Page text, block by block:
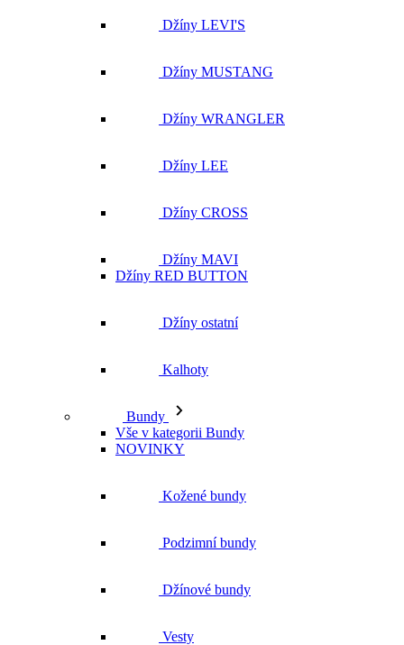
Džíny LEVI'S
Džíny MUSTANG
Džíny WRANGLER
Džíny LEE
Džíny CROSS
Džíny MAVI
Džíny RED BUTTON
Džíny ostatní
Kalhoty
Bundy
Vše v kategorii Bundy
NOVINKY
Kožené bundy
Podzimní bundy
Džínové bundy
Vesty